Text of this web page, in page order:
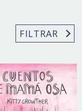
FILTRAR